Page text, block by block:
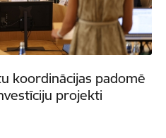
koordinācijas padomē
projekti